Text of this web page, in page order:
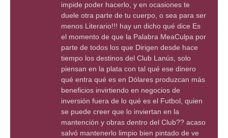
impide poder hacerlo, y en ocasiones te
duele otra parte de tu cuerpo, o sea para ser
menos Literario!!! hay un dicho qué dice Es
el momento de que la Palabra MeaCulpa por
parte de todos los que Dirigen desde hace
tiempo los destinos del Club Lanús, solo
piensan en la plata con tal qué ese dinero
qué entra qué es en Dólares produzcan más
beneficios invirtiendo en negocios de
inversión fuera de lo qué es el Futbol, quien
se puede creer que lo inviertan en la
mantención y obras dentro del Club?? acaso
salvó mantenerlo limpio bien pintado de ve